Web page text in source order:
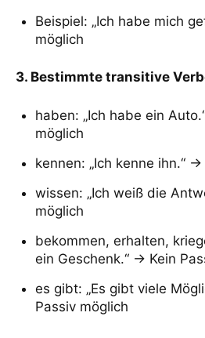
Beispiel: „Ich habe mich
möglich
3. Bestimmte transitive
haben: „Ich habe ein
möglich
kennen: „Ich kenne ihn.“
wissen: „Ich weiß die
möglich
bekommen, erhalten,
ein Geschenk.“ → Kein
es gibt: „Es gibt viele
Passiv möglich